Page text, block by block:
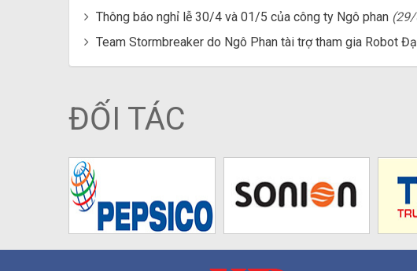
Thông báo nghỉ lễ 30/4 và 01/5 của công ty Ngô phan
Team Stormbreaker do Ngô Phan tài trợ tham gia Robot
ĐỐI TÁC